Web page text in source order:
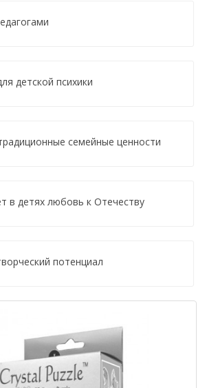
детской психики
семейные ценности
в детях любовь к Отечеству
потенциал